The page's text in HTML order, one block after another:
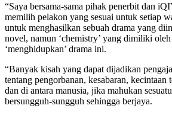
“Saya bersama-sama pihak penerbit dan
memilih pelakon yang sesuai untuk setiap
untuk menghasilkan sebuah drama yang
novel, namun ‘chemistry’ yang dimiliki
‘menghidupkan’ drama ini.
“Banyak kisah yang dapat dijadikan
tentang pengorbanan, kesabaran, kecintaan
dan di antara manusia, jika mahukan
bersungguh-sungguh sehingga berjaya.